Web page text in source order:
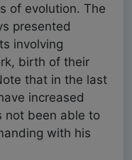
of evolution. The
presented
involving
birth of their
that in the last
increased
not been able to
with his